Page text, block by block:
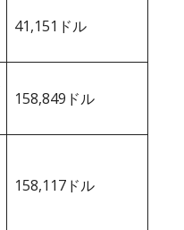
41,151ドル
158,849ドル
158,117ドル